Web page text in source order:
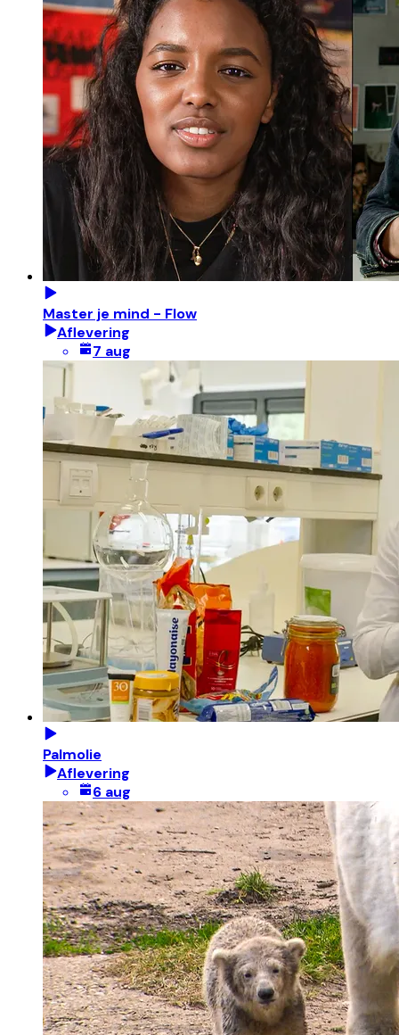
Master je mind - Flow
Aflevering
7 aug
Palmolie
Aflevering
6 aug